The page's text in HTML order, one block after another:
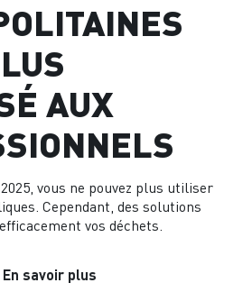
AUX
vous ne pouvez plus utiliser
Cependant, des solutions
vos déchets.
En savoir plus